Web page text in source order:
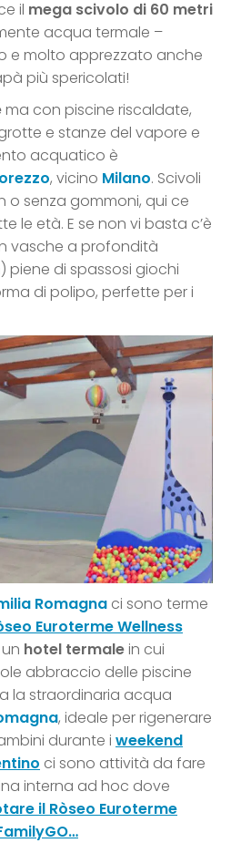
il mega scivolo di 60 metri
acqua termale –
e molto apprezzato anche
più spericolati!
ma con piscine riscaldate,
e stanze del vapore e
acquatico è
, vicino Milano. Scivoli
o senza gommoni, qui ce
le età. E se non vi basta c’è
vasche a profondità
piene di spassosi giochi
di polipo, perfette per i
Romagna ci sono terme
Euroterme Wellness
hotel termalein cui
abbraccio delle piscine
la straordinaria acqua
, ideale per rigenerare
durante i weekend
ci sono attività da fare
interna ad hoc dove
il Ròseo Euroterme